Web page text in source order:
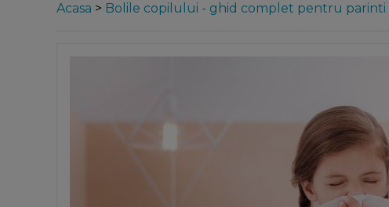
Acasa > Bolile copilului - ghid complet pentru parinti